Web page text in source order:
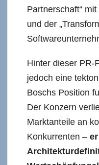
Partnerschaft“
und der
Hinter dieser PR-
jedoch eine
Boschs Position
Der Konzern
Marktanteile an
Konkurrenten –